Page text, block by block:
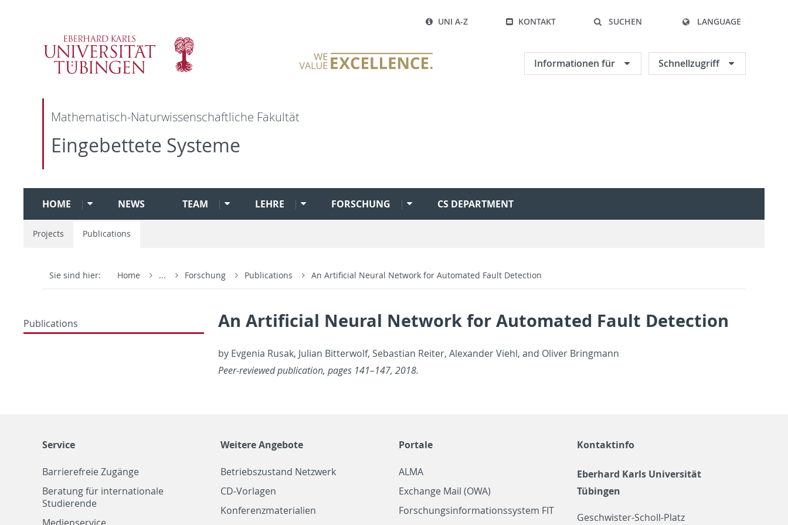
UNI A-Z KONTAKT SUCHEN LANGUAGE
Informationen für Schnellzugriff
Mathematisch-Naturwissenschaftliche Fakultät
Eingebettete Systeme
HOME NEWS TEAM LEHRE FORSCHUNG CS DEPARTMENT
Projects Publications
Sie sind hier: Home ... Forschung Publications An Artificial Neural Network for Automated Fault Detection
Publications An Artificial Neural Network for Automated Fault Detection
by Evge­nia Rusak, Ju­lian Bit­ter­wolf, Se­bas­t­ian Re­iter, Alexan­der Viehl, and Oliver Bring­mann
Peer-re­viewed pub­li­ca­tion, pages 141–147, 2018.
Service
Barrierefreie Zugänge
Beratung für internationale
Studierende
Weitere Angebote
Betriebszustand Netzwerk
CD-Vorlagen
Konferenzmaterialien
Portale
ALMA
Exchange Mail (OWA)
Forschungsinformationssystem FIT
Kontaktinfo
Eberhard Karls Universität
Tübingen
Geschwister-Scholl-Platz